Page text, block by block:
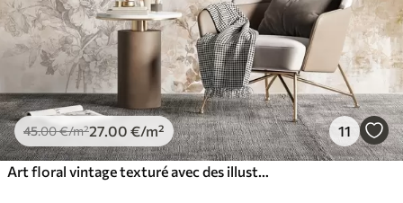
45.00€/m²27 .00 €/m² 11